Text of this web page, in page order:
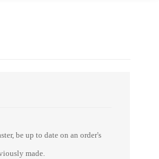
be up to date on an order's
made.